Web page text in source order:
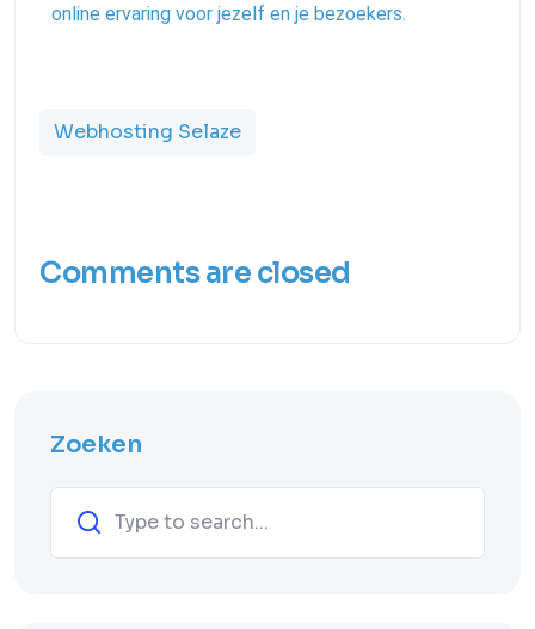
online ervaring voor jezelf en je bezoekers.
Webhosting Selaze
Comments are closed
Zoeken
Zoeken